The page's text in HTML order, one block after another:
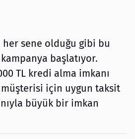
her sene olduğu gibi bu
başlatıyor.
TL kredi alma imkanı
için uygun taksit
büyük bir imkan